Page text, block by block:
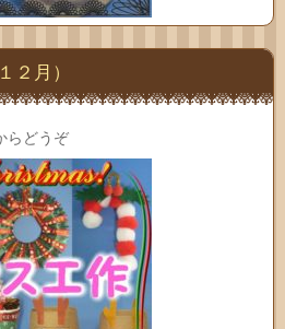
２月）
らどうぞ